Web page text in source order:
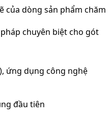
của dòng sản phẩm chăm
chuyên biệt cho gót
ứng dụng công nghệ
đầu tiên